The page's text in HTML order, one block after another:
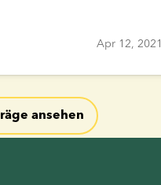
Apr 12, 2021
ansehen